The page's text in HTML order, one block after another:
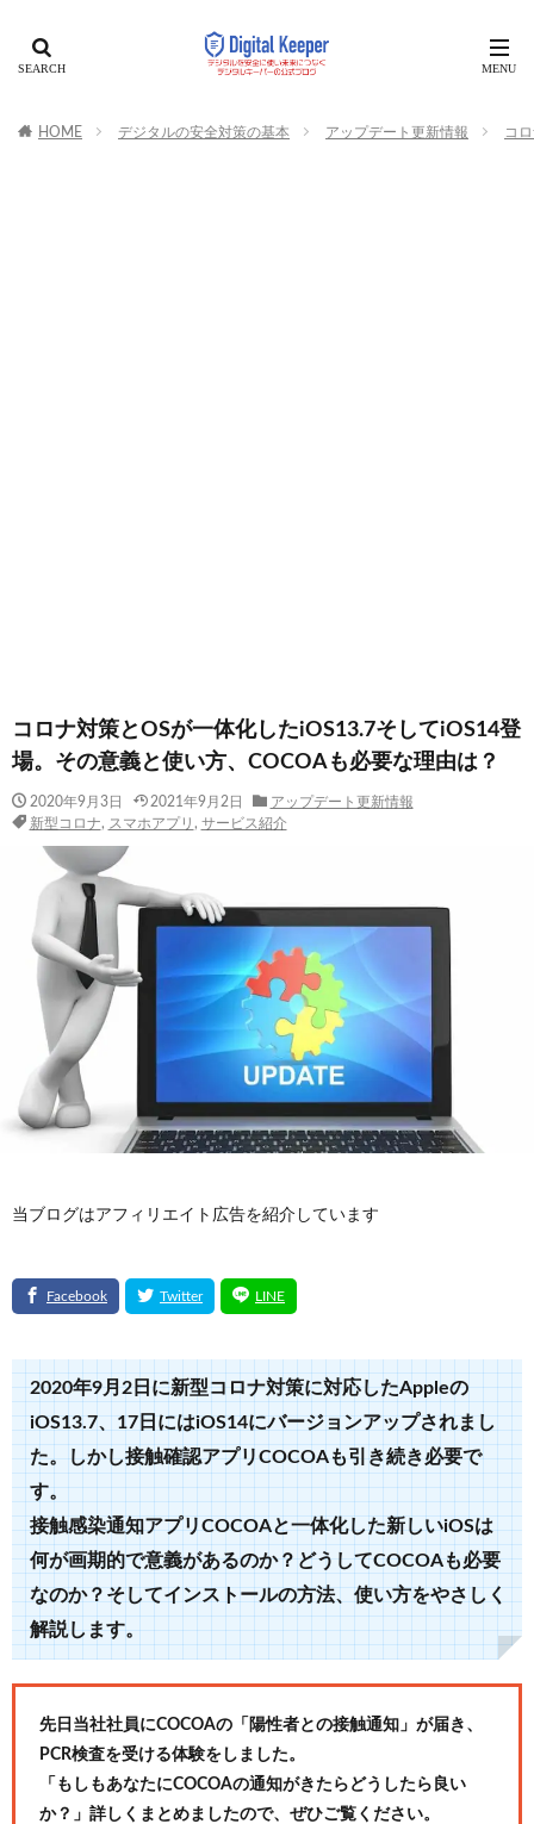
HOME デジタルの安全対策の基本 アップデート更新情報 コ
コロナ対策とOSが一体化したiOS13.7そしてiOS14登
場。その意義と使い方、COCOAも必要な理由は？
2020年9月3日 2021年9月2日
アップデート更新情報
新型コロナ, スマホアプリ , サービス紹介
当ブログはアフィリエイト広告を紹介しています
2020年9月2日に新型コロナ対策に対応したAppleの
iOS13.7、17日にはiOS14にバージョンアップされまし
た。しかし接触確認アプリCOCOAも引き続き必要で
す。
接触感染通知アプリCOCOAと一体化した新しいiOSは
何が画期的で意義があるのか？どうしてCOCOAも必要
なのか？そしてインストールの方法、使い方をやさしく
解説します。
先日当社社員にCOCOAの「陽性者との接触通知」が届き、
PCR検査を受ける体験をしました。
「もしもあなたにCOCOAの通知がきたらどうしたら良い
か？」詳しくまとめましたので、ぜひご覧ください。